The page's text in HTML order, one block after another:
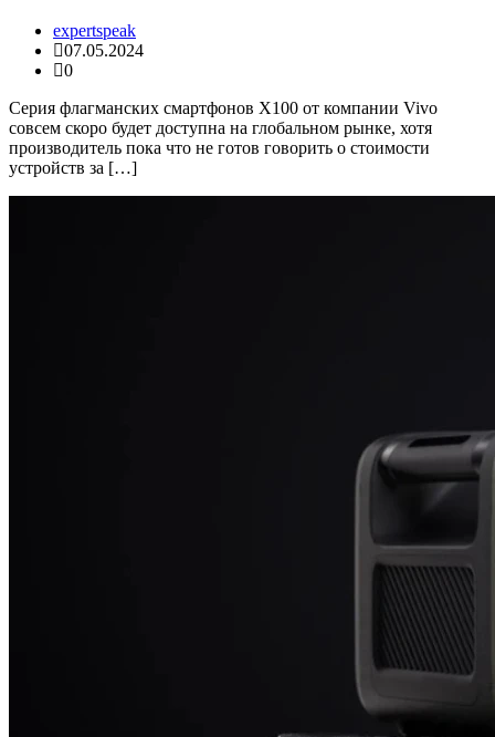
expertspeak
07.05.2024
0
Серия флагманских смартфонов X100 от компании Vivo
совсем скоро будет доступна на глобальном рынке, хотя
производитель пока что не готов говорить о стоимости
устройств за […]